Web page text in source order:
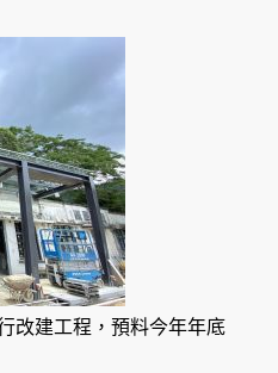
改建工程，預料今年年底